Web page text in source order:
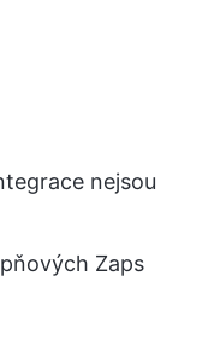
nejsou
Zaps